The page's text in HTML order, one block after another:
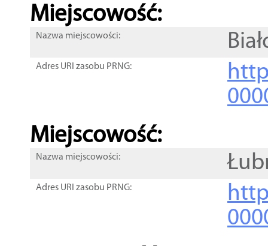
Miejscowość:
Nazwa miejscowości:
Adres URI zasobu PRNG:
Miejscowość:
Nazwa miejscowości:
Adres URI zasobu PRNG: